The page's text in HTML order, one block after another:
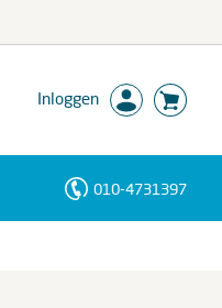
Inloggen
010-4731397